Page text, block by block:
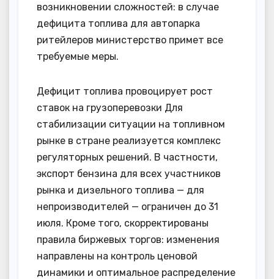
возникновении сложностей: в случае
дефицита топлива для автопарка
ритейлеров министерство примет все
требуемые меры.
Дефицит топлива провоцирует рост
ставок на грузоперевозки Для
стабилизации ситуации на топливном
рынке в стране реализуется комплекс
регуляторных решений. В частности,
экспорт бензина для всех участников
рынка и дизельного топлива — для
непроизводителей — ограничен до 31
июля. Кроме того, скорректированы
правила биржевых торгов: изменения
направлены на контроль ценовой
динамики и оптимальное распределение